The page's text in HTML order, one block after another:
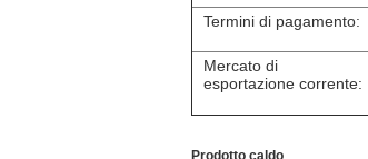
Termini di pagamento:
Mercato di
esportazione corrente:
Prodotto caldo